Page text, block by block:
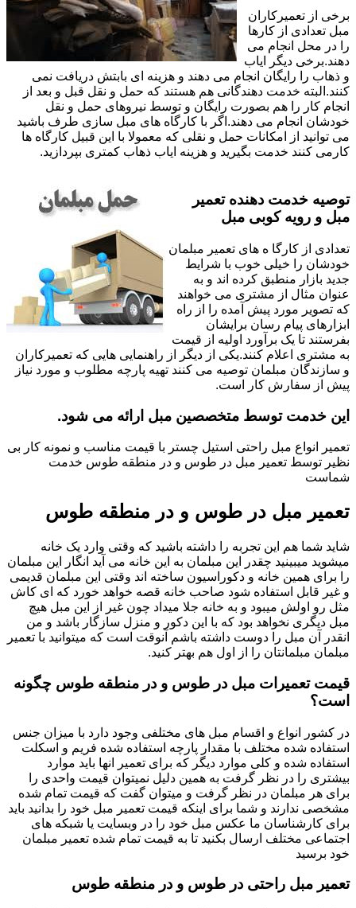
برخی از تعمیرکاران
مبل تعدادی از کارها
را در محل انجام می
دهند.برخی دیگر ایاب
و ذهاب را رایگان انجام می دهند و هزینه ای بابتش دریافت نمی
کنند.البته خدمت دهندگانی هم هستند که حمل و نقل قبل و بعد از
انجام کار را هم بصورت رایگان و توسط نیروهای حمل و نقل
خودشان انجام می دهند.اگر با کارگاه های مبل سازی طرف باشید
می توانید از امکانات حمل و نقلی که معمولا با این قبیل کارگاه ها
کارمی کنند خدمت بگیرید و هزینه ایاب ذهاب کمتری بپردازید.
توصیه خدمت دهنده تعمیر
مبل و رویه کوبی مبل
تعدادی از کارگا ه های تعمیر مبلمان
خودشان را خیلی خوب با شرایط
جدید بازار منطبق کرده اند و به
عنوان مثال از مشتری می خواهند
که تصویر مورد پیش آمده را از راه
ابزارهای پیام رسان برایشان
بفرستند تا یک برآورد اولیه از قیمت
به مشتری اعلام کنند.یکی از دیگر از راهنمایی هایی که تعمیرکاران
و سازندگان مبلمان توصیه می کنند تهیه پارچه مطلوب و مورد نیاز
پیش از سفارش کار است.
این خدمت توسط متخصصین مبل ارائه می شود.
تعمیر انواع مبل راحتی استیل چستر با قیمت مناسب و نمونه کار بی
نظیر توسط تعمیر مبل در طوس و در منطقه طوس خدمت
شماست
تعمیر مبل در طوس و در منطقه طوس
شاید شما هم این تجربه را داشته باشید که وقتی وارد یک خانه
میشوید میبینید چقدر این مبلمان به این خانه می آید انگار این مبلمان
را برای همین خانه و دکوراسیون ساخته اند وقتی این مبلمان قدیمی
و غیر قابل استفاده شود صاحب خانه قصه خواهد خورد که ای کاش
مثل رو اولش میبود و به خانه جلا میداد چون غیر از این مبل هیچ
مبل دیگری نخواهد بود که با این دکور و منزل سازگار باشد و من
انقدر آن مبل را دوست داشته باشم آنوقت است که میتوانید با تعمیر
مبلمان مبلمانتان را از اول هم بهتر کنید.
قیمت تعمیرات مبل در طوس و در منطقه طوس چگونه
است؟
در کشور انواع و اقسام مبل های مختلفی وجود دارد با میزان جنس
استفاده شده مختلف با مقدار پارچه استفاده شده فریم و اسکلت
استفاده شده و کلی موارد دیگر که برای تعمیر انها باید موارد
بیشتری را در نظر گرفت به همین دلیل نمیتوان قیمت واحدی را
برای هر مبلمان در نظر گرفت و میتوان گفت که قیمت تمام شده
مشخصی ندارند و شما برای اینکه قیمت تعمیر مبل خود را بدانید باید
برای کارشناسان ما عکس مبل خود را در وبسایت یا شبکه های
اجتماعی مختلف ارسال بکنید تا به قیمت تمام شده تعمیر مبلمان
خود برسید
تعمیر مبل راحتی در طوس و در منطقه طوس